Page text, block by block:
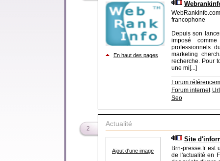
En haut des pages
francophone
Depuis son
imposé
professionnels
marketing
recherche. Pour
une mi[...]
Forum
Forum internet
Seo
2
Actualité
Ajout d'une image
Site
Brn-presse.fr est
de l'actualité en